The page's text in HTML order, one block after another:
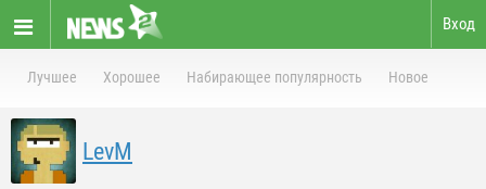
Вход
Лучшее Хорошее Набирающее популярность Новое
LevM